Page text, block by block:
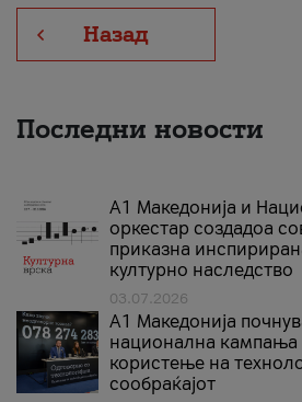
Назад
Последни новости
А1 Македонија и
оркестар создадоа
приказна
културно наследство
03.07.2026
A1 Македонија
национална кампања
користење на
сообраќајот